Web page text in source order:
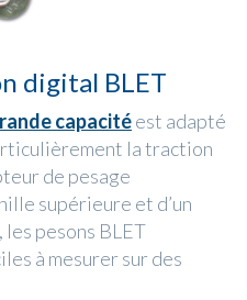
digital BLET
capacitéest adapté
la traction
de pesage
supérieure et d’un
pesons BLET
à mesurer sur des